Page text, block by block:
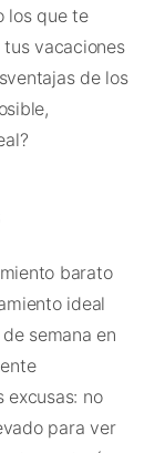
los que te
vacaciones
de los
barato
ideal
semana en
excusas: no
para ver